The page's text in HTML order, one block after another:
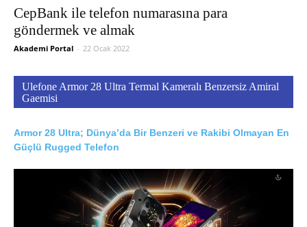
CepBank ile telefon numarasına para
göndermek ve almak
Akademi Portal - 22 Ocak 2022
Ulefone Armor 28 Ultra Termal Kameralı Benzersiz Amiral
Gaemisi
Armor 28 Ultra; Dünya’da Bir Benzeri ve Rakibi Olmayan En
Güçlü Rugged Telefon